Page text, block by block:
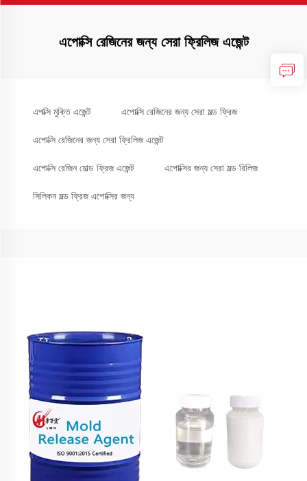
এপোক্সি রেজিনের জন্য সেরা ফ্রিলিজ এজেন্ট
এপক্সি মুক্তি এজেন্ট এপোক্সি রেজিনের জন্য সেরা মল্ড ফ্রিজ
এপোক্সি রেজিনের জন্য সেরা ফ্রিলিজ এজেন্ট
এপোক্সি রেজিন মোল্ড ফ্রিজ এজেন্ট এপোক্সির জন্য সেরা মল্ড রিলিজ
সিলিকন মল্ড ফ্রিজ এপোক্সির জন্য